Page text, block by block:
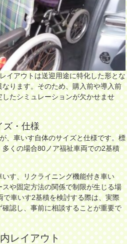
イアウトは送迎用途に特化した形とな
ります。そのため、購入前や導入前
たシミュレーションが欠かせませ
ズ・仕様
、車いす自体のサイズと仕様です。標
くの場合80ノア福祉車両での2基積
す、リクライニング機能付き車い
や固定方法の関係で制限が生じる場
車いす2基積を検討する際は、実際
認し、事前に相談することが重要で
レイアウト